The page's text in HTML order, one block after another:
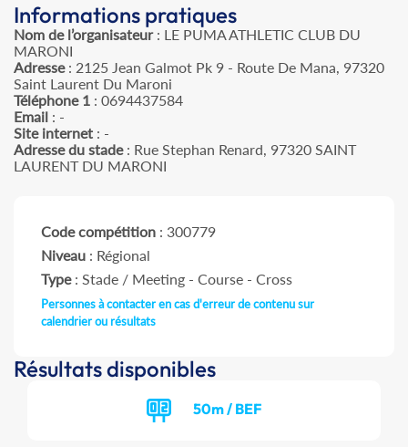
Informations pratiques
Nom de l’organisateur: LE PUMA ATHLETIC CLUB DU
MARONI
Adresse: 2125 Jean Galmot Pk 9 - Route De Mana, 97320
Saint Laurent Du Maroni
Téléphone 1 : 0694437584
Email : -
Site internet : -
Adresse du stade: Rue Stephan Renard, 97320 SAINT
LAURENT DU MARONI
Code compétition : 300779
Niveau : Régional
Type: Stade / Meeting - Course - Cross
Personnes à contacter en cas d'erreur de contenu sur
calendrier ou résultats
Résultats disponibles
50m / BEF